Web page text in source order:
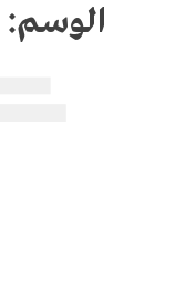
الوسم: